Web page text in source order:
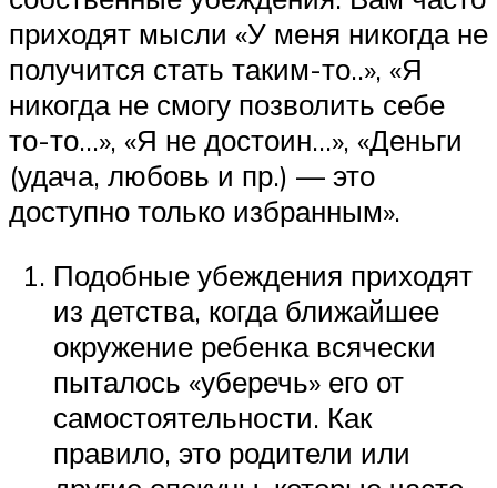
приходят мысли «У меня никогда не
получится стать таким-то..», «Я
никогда не смогу позволить себе
то-то…», «Я не достоин…», «Деньги
(удача, любовь и пр.) — это
доступно только избранным».
Подобные убеждения приходят
из детства, когда ближайшее
окружение ребенка всячески
пыталось «уберечь» его от
самостоятельности. Как
правило, это родители или